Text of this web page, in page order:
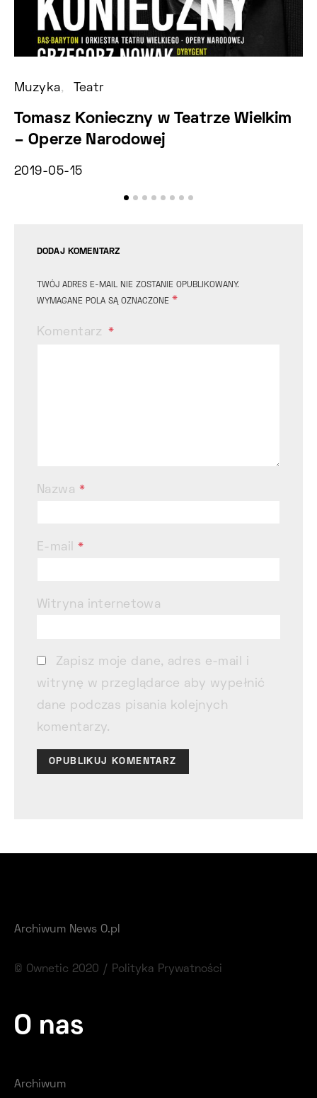
Muzyka Teatr
Tomasz Konieczny w Teatrze Wielkim
– Operze Narodowej
2019-05-15
DODAJ KOMENTARZ
TWÓJ ADRES E-MAIL NIE ZOSTANIE OPUBLIKOWANY.
WYMAGANE POLA SĄ OZNACZONE *
Komentarz
Nazwa *
E-mail*
Witryna internetowa
Zapisz moje dane, adres e-mail i
witrynę w przeglądarce aby wypełnić
dane podczas pisania kolejnych
komentarzy.
Archiwum News O.pl
© Ownetic 2020 / Polityka Prywatności
O nas
Archiwum